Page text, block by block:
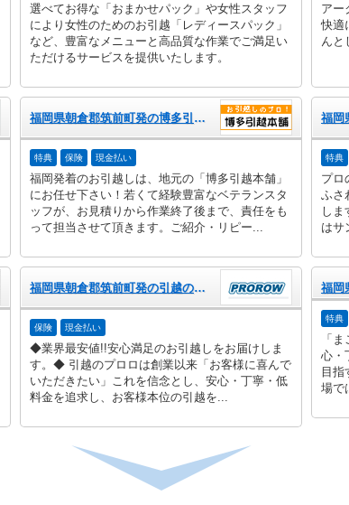
選べてお得な「おまかせパック」や女性スタッフ
により女性のためのお引越「レディースパック」
など、豊富なメニューと高品質な作業でご満足い
ただけるサービスを提供いたします。
アー
快適
んと
福岡県朝倉郡筑前町発の博多引越本舗
特典 保険 現金払い
福岡発着のお引越しは、地元の「博多引越本舗」
にお任せ下さい！若くて経験豊富なベテランスタ
ッフが、お見積りから作業終了後まで、責任をも
って担当させて頂きます。ご紹介・リピー...
特典
プロ
ふさ
しま
はサ
福岡県朝倉郡筑前町発の引越のプロロ
保険 現金払い
◆業界最安値!!安心満足のお引越しをお届けしま
す。◆ 引越のプロロは創業以来「お客様に喜んで
いただきたい」これを信念とし、安心・丁寧・低
料金を追求し、お客様本位の引越を...
特典
「
心・
目指
場で